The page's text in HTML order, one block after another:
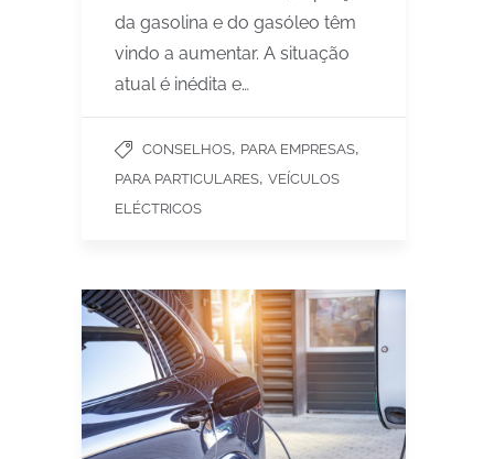
da gasolina e do gasóleo têm
vindo a aumentar. A situação
atual é inédita e…
CONSELHOS, PARA EMPRESAS,
PARA PARTICULARES, VEÍCULOS
ELÉCTRICOS